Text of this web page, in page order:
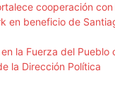
cooperación
en beneficio de
en la Fuerza del
la Dirección Política